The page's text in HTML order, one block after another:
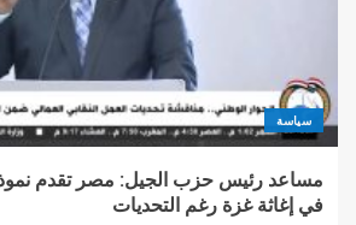
سياسة
مساعد رئيس حزب الجيل: مصر تقدم
في إغاثة غزة رغم التحديات